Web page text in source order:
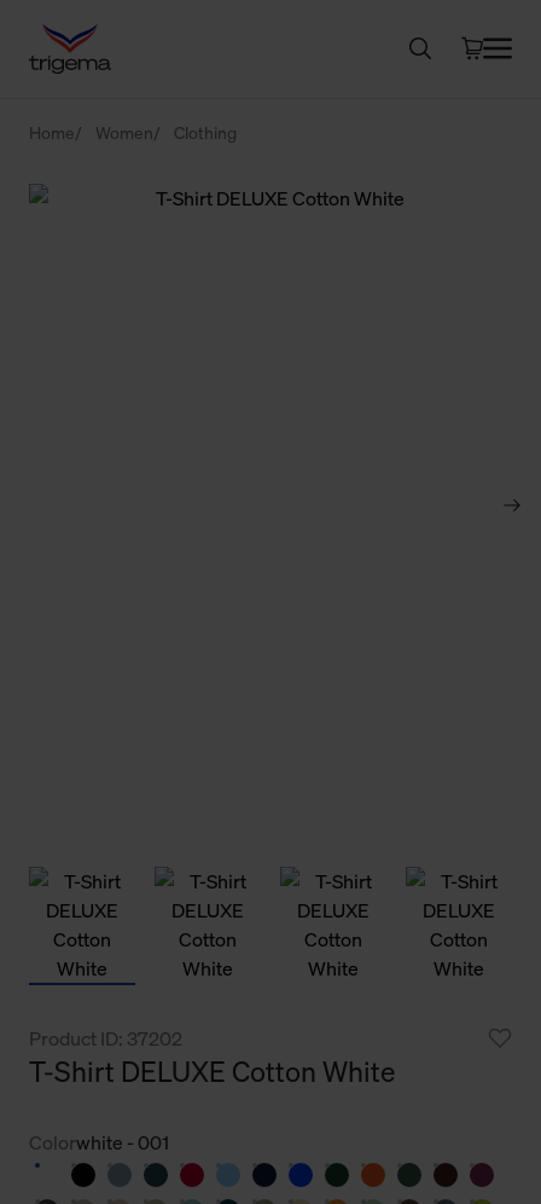
Home Women Clothing
Product ID: 37202
T-Shirt DELUXE Cotton White
Colorwhite - 001